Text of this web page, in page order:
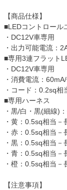
【商品仕様】
■LEDコントロール
・DC12V車専用
・出力可能電流：
■専用3連フラット
・DC12V車専用
・消費電流：
・コード：0.2sq相
■専用ハーネス
・黒/白・黒(細線)
・黄：0.5sq相当－
・赤：0.5sq相当－
・黒：0.5sq相当－
・青：0.5sq相当－
・橙：0.5sq相当－
【注意事項】